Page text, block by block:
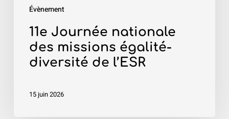
Évènement
11e Journée nationale
des missions égalité-
diversité de l’ESR
15 juin 2026